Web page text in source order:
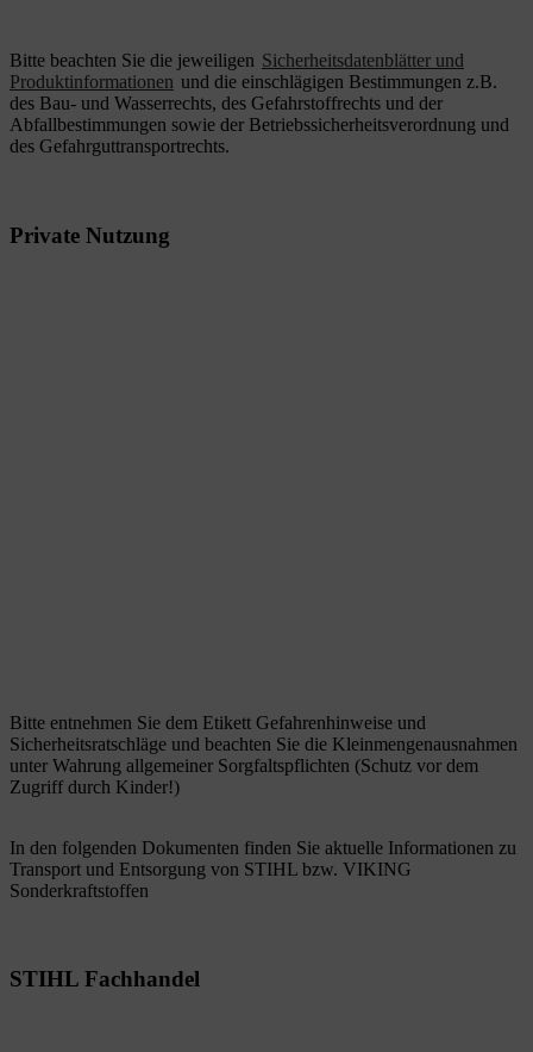
Bitte beachten Sie die jeweiligen Sicherheitsdatenblätter und
Produktinformationen und die einschlägigen Bestimmungen z.B.
des Bau- und Wasserrechts, des Gefahrstoffrechts und der
Abfallbestimmungen sowie der Betriebssicherheitsverordnung und
des Gefahrguttransportrechts.
Private Nutzung
Bitte entnehmen Sie dem Etikett Gefahrenhinweise und
Sicherheitsratschläge und beachten Sie die Kleinmengenausnahmen
unter Wahrung allgemeiner Sorgfaltspflichten (Schutz vor dem
Zugriff durch Kinder!)
In den folgenden Dokumenten finden Sie aktuelle Informationen zu
Transport und Entsorgung von STIHL bzw. VIKING
Sonderkraftstoffen
STIHL Fachhandel